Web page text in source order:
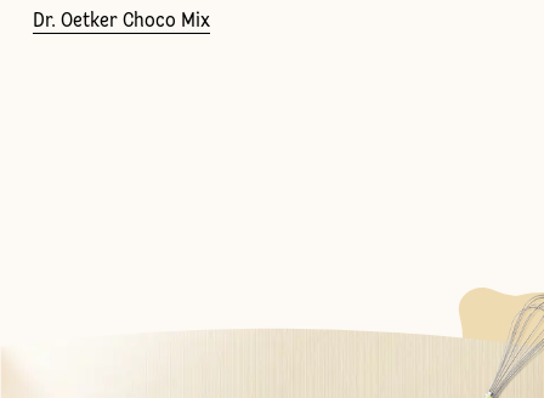
Dr. Oetker Choco Mix